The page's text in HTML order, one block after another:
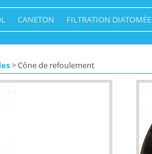
CANETON FILTRATION DIATOMÉE
> Cône de refoulement